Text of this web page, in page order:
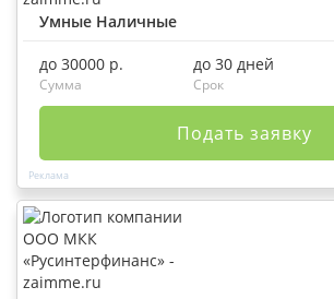
Умные Наличные
до 30000 р.
Сумма
до 30 дней
Срок
Подать заявку